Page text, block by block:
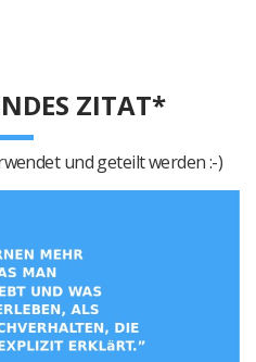
ZITAT*
und geteilt werden :-)